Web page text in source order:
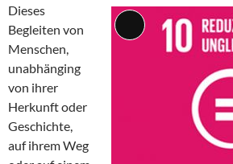
Lange
Beschreibung
Dieses
Begleiten von
Menschen,
unabhänging
von ihrer
Herkunft oder
Geschichte,
auf ihrem Weg